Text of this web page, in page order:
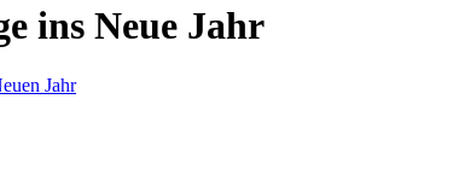
ins Neue Jahr
Jahr